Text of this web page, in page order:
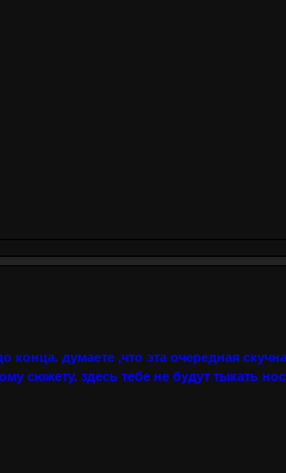
думаете ,что эта очередная
сюжету. здесь тебе не будут тыкать